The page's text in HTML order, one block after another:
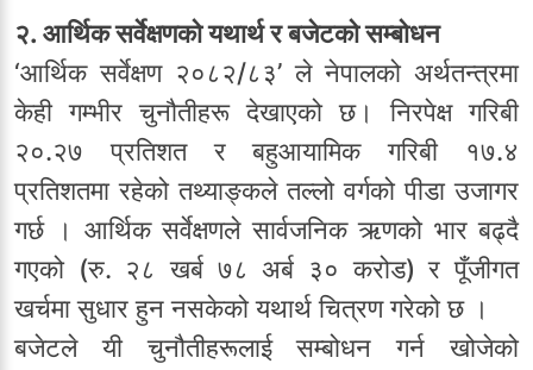
२. आर्थिक सर्वेक्षणको यथार्थ र बजेटको सम्बोधन
‘आर्थिक सर्वेक्षण २०८२/८३’ ले नेपालको अर्थतन्त्रमा
केही गम्भीर चुनौतीहरू देखाएको छ। निरपेक्ष गरिबी
२०.२७ प्रतिशत र बहुआयामिक गरिबी १७.४
प्रतिशतमा रहेको तथ्याङ्कले तल्लो वर्गको पीडा उजागर
गर्छ । आर्थिक सर्वेक्षणले सार्वजनिक ऋणको भार बढ्दै
गएको (रु. २८ खर्ब ७८ अर्ब ३० करोड) र पूँजीगत
खर्चमा सुधार हुन नसकेको यथार्थ चित्रण गरेको छ ।
बजेटले यी चुनौतीहरूलाई सम्बोधन गर्न खोजेको